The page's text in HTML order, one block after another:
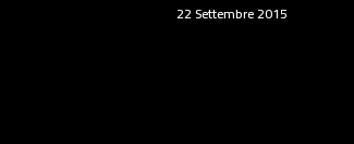
22 Settembre 2015